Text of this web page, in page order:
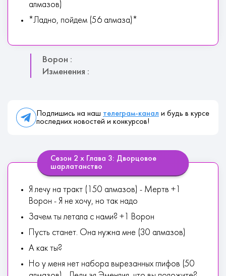
алмазов)
*Ладно, пойдем (56 алмаза)*
Ворон :
Изменения :
Подпишись на наш телеграм-канал и будь в курсе
последних новостей и конкурсов!
Сезон 2 х Глава 3: Дворцовое
шарлатанство
Я лечу на тракт (150 алмазов) - Мертв +1
Ворон - Я не хочу, но так надо
Зачем ты летала с нами? +1 Ворон
Пусть станет. Она нужна мне (30 алмазов)
А как ты?
Но у меня нет набора вырезанных глифов (50